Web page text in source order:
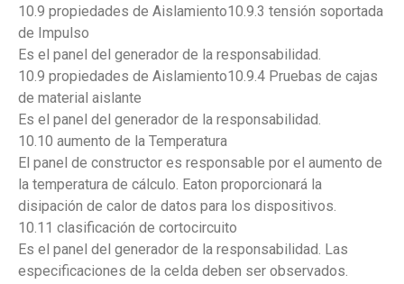
10.9 propiedades de Aislamiento10.9.3 tensión soportada
de Impulso
Es el panel del generador de la responsabilidad.
10.9 propiedades de Aislamiento10.9.4 Pruebas de cajas
de material aislante
Es el panel del generador de la responsabilidad.
10.10 aumento de la Temperatura
El panel de constructor es responsable por el aumento de
la temperatura de cálculo. Eaton proporcionará la
disipación de calor de datos para los dispositivos.
10.11 clasificación de cortocircuito
Es el panel del generador de la responsabilidad. Las
especificaciones de la celda deben ser observados.